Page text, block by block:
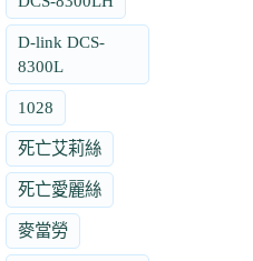
D-link DCS-
8300L
1028
死亡艾莉絲
死亡愛麗絲
麥當勞